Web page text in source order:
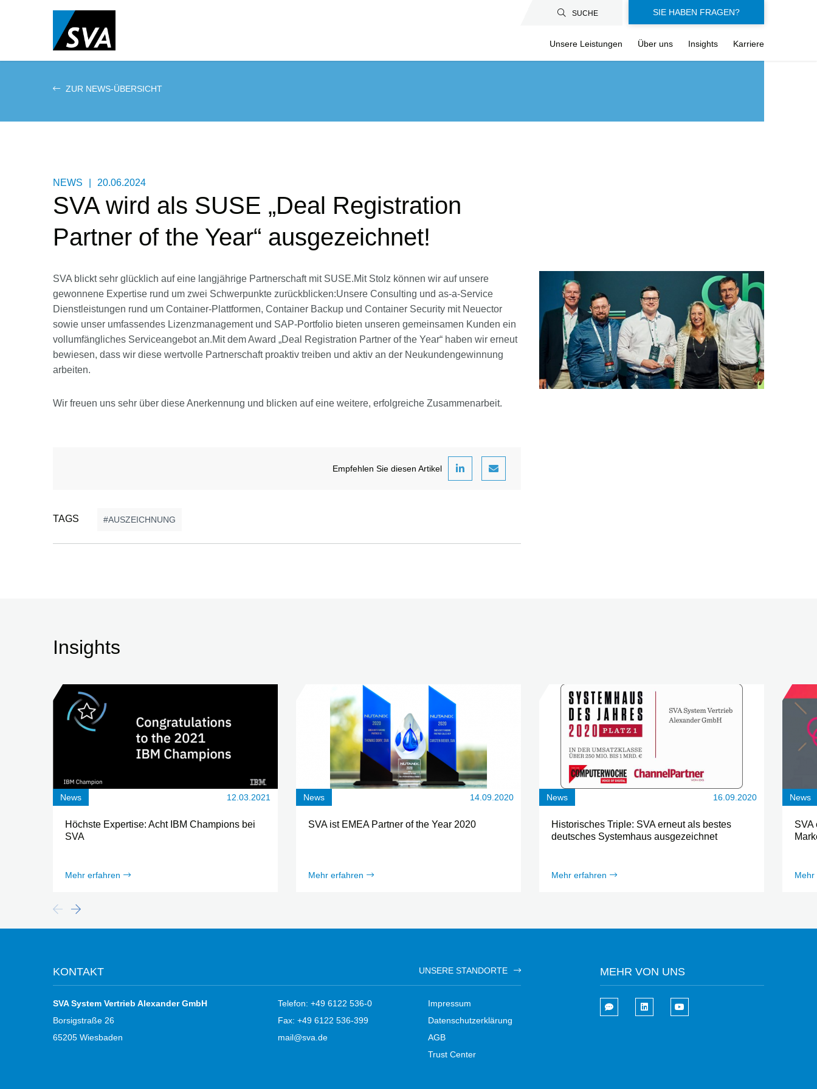
SUCHE SIE HABEN FRAGEN?
Unsere Leistungen Über uns Insights Karriere
ZUR NEWS-ÜBERSICHT
NEWS 20.06.2024
SVA wird als SUSE „Deal Registration
Partner of the Year“ ausgezeichnet!
SVA blickt sehr glücklich auf eine langjährige Partnerschaft mit SUSE.Mit Stolz können wir auf unsere
gewonnene Expertise rund um zwei Schwerpunkte zurückblicken:Unsere Consulting und as-a-Service
Dienstleistungen rund um Container-Plattformen, Container Backup und Container Security mit Neuector
sowie unser umfassendes Lizenzmanagement und SAP-Portfolio bieten unseren gemeinsamen Kunden ein
vollumfängliches Serviceangebot an.Mit dem Award „Deal Registration Partner of the Year“ haben wir erneut
bewiesen, dass wir diese wertvolle Partnerschaft proaktiv treiben und aktiv an der Neukundengewinnung
arbeiten.
Wir freuen uns sehr über diese Anerkennung und blicken auf eine weitere, erfolgreiche Zusammenarbeit.
Empfehlen Sie diesen Artikel
TAGS AUSZEICHNUNG
Insights
News 12.03.2021
Höchste Expertise: Acht IBM Champions bei
SVA
Mehr erfahren
News 14.09.2020
SVA ist EMEA Partner of the Year 2020
Mehr erfahren
News 16.09.2020
Historisches Triple: SVA erneut als bestes
deutsches Systemhaus ausgezeichnet
Mehr erfahren
News
SVA
Mehr
KONTAKT UNSERE STANDORTE
SVA System Vertrieb Alexander GmbH
Borsigstraße 26
65205 Wiesbaden
Telefon: +49 6122 536-0
Fax: +49 6122 536-399
mail@sva.de
Impressum
Datenschutzerklärung
AGB
Trust Center
MEHR VON UNS